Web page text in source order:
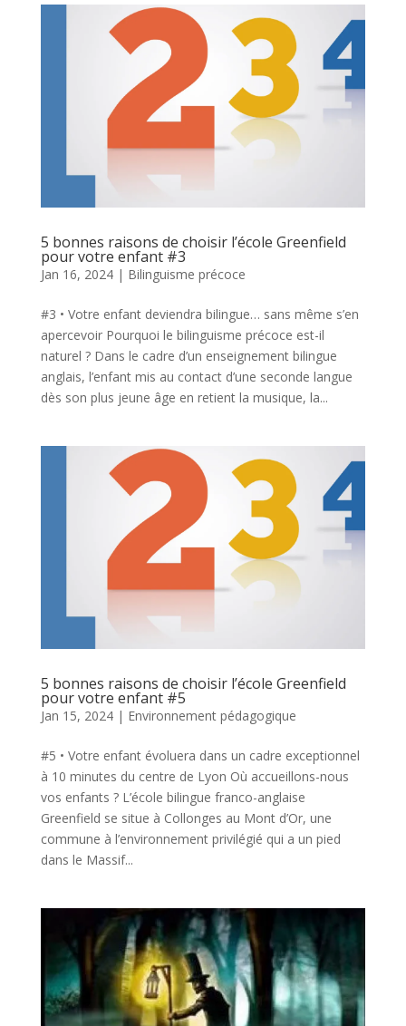
5 bonnes raisons de choisir l’école Greenfield
pour votre enfant #3
Jan 16, 2024| Bilinguisme précoce
#3 • Votre enfant deviendra bilingue… sans même s’en
apercevoir Pourquoi le bilinguisme précoce est-il
naturel ? Dans le cadre d’un enseignement bilingue
anglais, l’enfant mis au contact d’une seconde langue
dès son plus jeune âge en retient la musique, la...
5 bonnes raisons de choisir l’école Greenfield
pour votre enfant #5
Jan 15, 2024| Environnement pédagogique
#5 • Votre enfant évoluera dans un cadre exceptionnel
à 10 minutes du centre de Lyon Où accueillons-nous
vos enfants ? L’école bilingue franco-anglaise
Greenfield se situe à Collonges au Mont d’Or, une
commune à l’environnement privilégié qui a un pied
dans le Massif...